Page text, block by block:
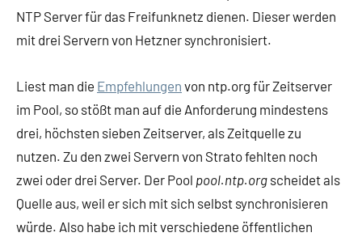
NTP Server für das Freifunknetz dienen. Dieser werden
mit drei Servern von Hetzner synchronisiert.
Liest man die Empfehlungen von ntp.org für Zeitserver
im Pool, so stößt man auf die Anforderung mindestens
drei, höchsten sieben Zeitserver, als Zeitquelle zu
nutzen. Zu den zwei Servern von Strato fehlten noch
zwei oder drei Server. Der Pool pool.ntp.org scheidet als
Quelle aus, weil er sich mit sich selbst synchronisieren
würde. Also habe ich mit verschiedene öffentlichen